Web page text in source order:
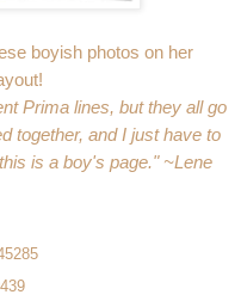
boyish photos on her
Prima lines, but they all go
together, and I just have to
is a boy's page." ~Lene